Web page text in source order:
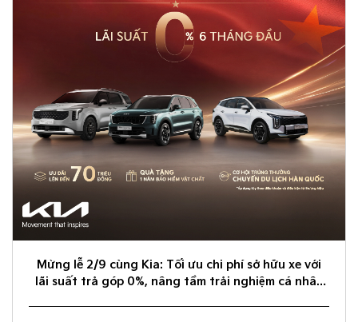
Mừng lễ 2/9 cùng Kia: Tối ưu chi phí sở hữu xe với
lãi suất trả góp 0%, nâng tầm trải nghiệm cá nhân